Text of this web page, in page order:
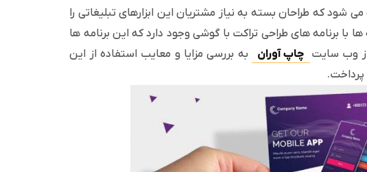
شود که طراحان بسته به نیاز مشتریان این ابزارهای تبلیغاتی را
با برنامه های طراحی تراکت با گوشی وجود دارد که این برنامه ها
از وب سایت چاپ آوران
به بررسی مزایا و معایب استفاده از این
پرداخت.